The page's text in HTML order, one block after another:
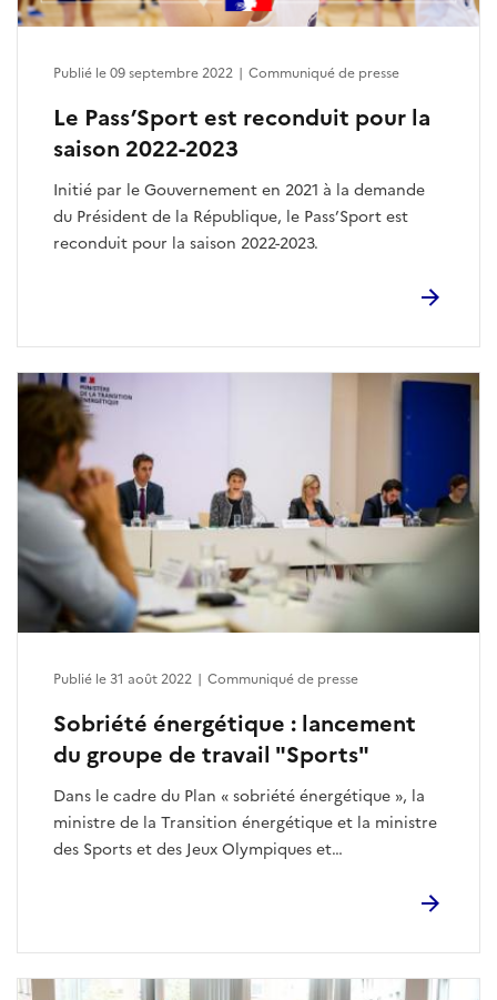
Le Pass’Sport est reconduit pour la
saison 2022-2023
Initié par le Gouvernement en 2021 à la demande
du Président de la République, le Pass’Sport est
reconduit pour la saison 2022-2023.
Publié le 09 septembre 2022 | Communiqué de presse
Sobriété énergétique : lancement
du groupe de travail "Sports"
Dans le cadre du Plan « sobriété énergétique », la
ministre de la Transition énergétique et la ministre
des Sports et des Jeux Olympiques et
Publié le 31 août 2022 | Communiqué de presse